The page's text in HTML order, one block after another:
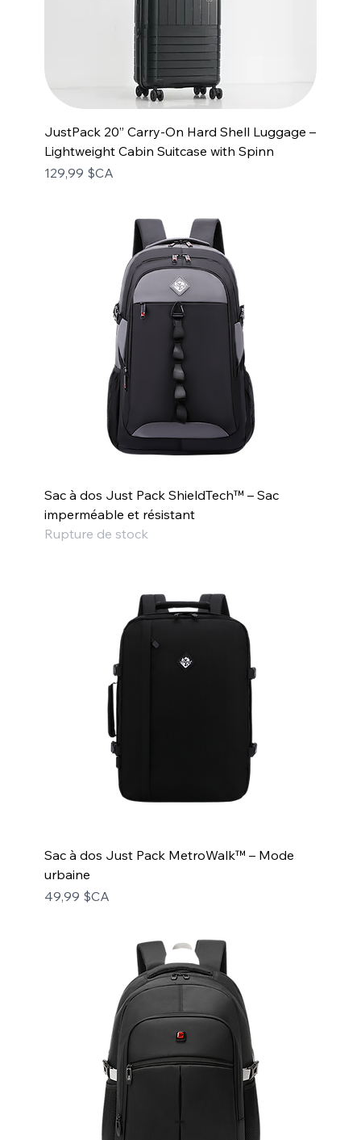
JustPack 20” Carry-On Hard Shell Luggage –
Lightweight Cabin Suitcase with Spinn
Prix
129,99 $CA
Sac à dos Just Pack ShieldTech™ – Sac
imperméable et résistant
Rupture de stock
Sac à dos Just Pack MetroWalk™ – Mode
urbaine
Prix
49,99 $CA